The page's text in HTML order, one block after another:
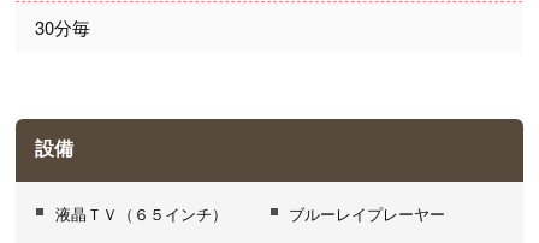
30分毎
設備
液晶ＴＶ（６５インチ）
ブルーレイプレーヤー